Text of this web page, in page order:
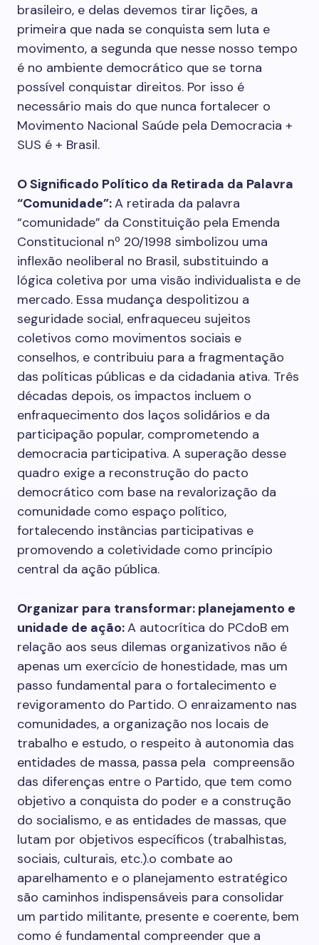
brasileiro, e delas devemos tirar lições, a
primeira que nada se conquista sem luta e
movimento, a segunda que nesse nosso tempo
é no ambiente democrático que se torna
possível conquistar direitos. Por isso é
necessário mais do que nunca fortalecer o
Movimento Nacional Saúde pela Democracia +
SUS é + Brasil.
O Significado Político da Retirada da Palavra
“Comunidade”:A retirada da palavra
“comunidade” da Constituição pela Emenda
Constitucional nº 20/1998 simbolizou uma
inflexão neoliberal no Brasil, substituindo a
lógica coletiva por uma visão individualista e de
mercado. Essa mudança despolitizou a
seguridade social, enfraqueceu sujeitos
coletivos como movimentos sociais e
conselhos, e contribuiu para a fragmentação
das políticas públicas e da cidadania ativa. Três
décadas depois, os impactos incluem o
enfraquecimento dos laços solidários e da
participação popular, comprometendo a
democracia participativa. A superação desse
quadro exige a reconstrução do pacto
democrático com base na revalorização da
comunidade como espaço político,
fortalecendo instâncias participativas e
promovendo a coletividade como princípio
central da ação pública.
Organizar para transformar: planejamento e
unidade de ação:A autocrítica do PCdoB em
relação aos seus dilemas organizativos não é
apenas um exercício de honestidade, mas um
passo fundamental para o fortalecimento e
revigoramento do Partido. O enraizamento nas
comunidades, a organização nos locais de
trabalho e estudo, o respeito à autonomia das
entidades de massa, passa pela compreensão
das diferenças entre o Partido, que tem como
objetivo a conquista do poder e a construção
do socialismo, e as entidades de massas, que
lutam por objetivos específicos (trabalhistas,
sociais, culturais, etc.).o combate ao
aparelhamento e o planejamento estratégico
são caminhos indispensáveis para consolidar
um partido militante, presente e coerente, bem
como é fundamental compreender que a